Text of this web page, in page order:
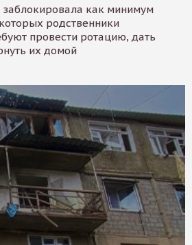
заблокировала как минимум
родственники
провести ротацию, дать
их домой